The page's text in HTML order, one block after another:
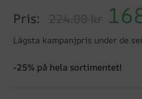
Pris: 224.00 kr
Lägsta kampanjpris under de
-25% på hela sortimentet!